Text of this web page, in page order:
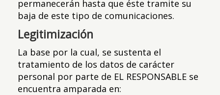
permanecerán hasta que éste tramite su
baja de este tipo de comunicaciones.
Legitimización
La base por la cual, se sustenta el
tratamiento de los datos de carácter
personal por parte de EL RESPONSABLE se
encuentra amparada en: